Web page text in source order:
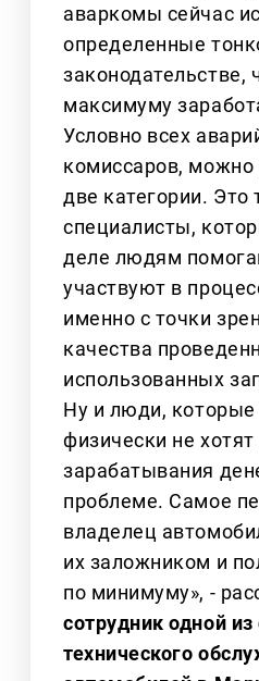
аваркомы сейчас
определенные
законодательстве,
максимуму
Условно всех
комиссаров, можно
две категории. Это
специалисты,
деле людям
участвуют в
именно с точки
качества
использованных
Ну и люди, которые
физически не
зарабатывания
проблеме. Самое
владелец
их заложником и
по минимуму», -
сотрудник одной из
технического